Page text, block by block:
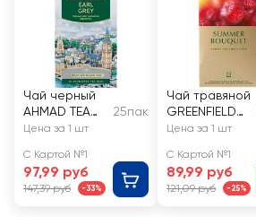
Чай черный
AHMAD TEA
Tea Earl Grey
бергамота
байховый
25пак
Цена за 1 шт
С Картой №1
97,99 руб
147,39 руб -33%
Чай травяной
GREENFIELD
Summer
Цена за 1 шт
С Картой №1
89,99 руб
121,09 руб -25%